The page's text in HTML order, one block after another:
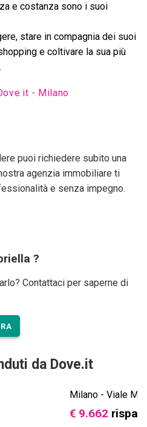
e costanza sono i suoi
stare in compagnia dei suoi
e coltivare la sua più
- Milano
puoi richiedere subito una
agenzia immobiliare ti
e senza impegno.
?
Contattaci per saperne di
da Dove.it
Milano - Viale
€ 9.662